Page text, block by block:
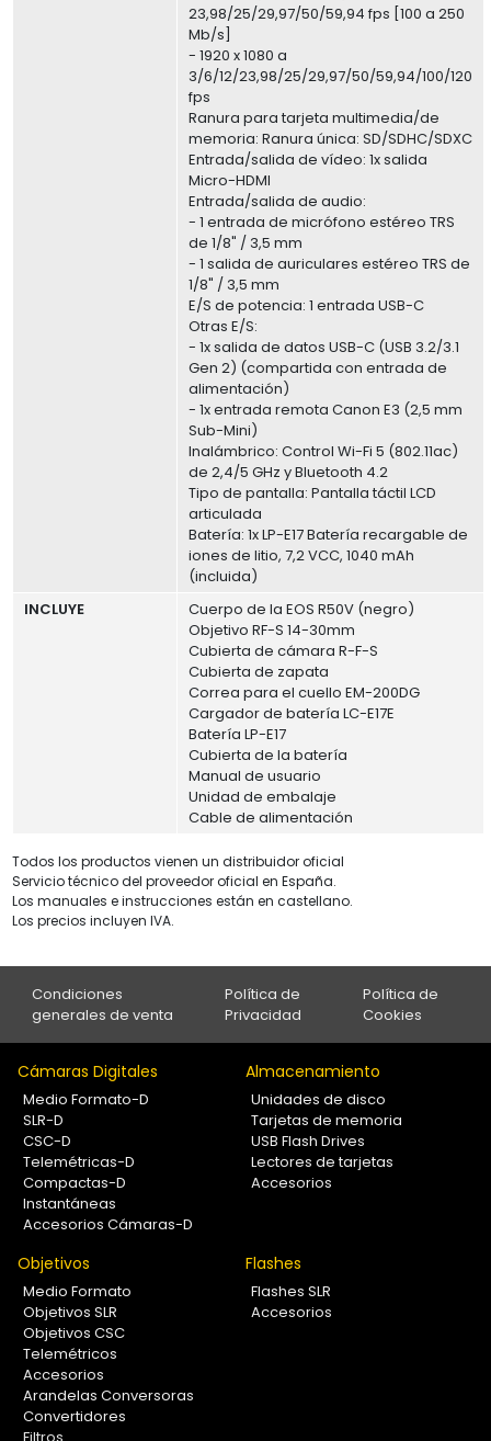
23,98/25/29,97/50/59,94 fps [100 a 250
Mb/s]
- 1920 x 1080 a
3/6/12/23,98/25/29,97/50/59,94/100/120
fps
Ranura para tarjeta multimedia/de
memoria: Ranura única: SD/SDHC/SDXC
Entrada/salida de vídeo: 1x salida
Micro-HDMI
Entrada/salida de audio:
- 1 entrada de micrófono estéreo TRS
de 1/8" / 3,5 mm
- 1 salida de auriculares estéreo TRS de
1/8" / 3,5 mm
E/S de potencia: 1 entrada USB-C
Otras E/S:
- 1x salida de datos USB-C (USB 3.2/3.1
Gen 2) (compartida con entrada de
alimentación)
- 1x entrada remota Canon E3 (2,5 mm
Sub-Mini)
Inalámbrico: Control Wi-Fi 5 (802.11ac)
de 2,4/5 GHz y Bluetooth 4.2
Tipo de pantalla: Pantalla táctil LCD
articulada
Batería: 1x LP-E17 Batería recargable de
iones de litio, 7,2 VCC, 1040 mAh
(incluida)
INCLUYE
Cuerpo de la EOS R50V (negro)
Objetivo RF-S 14-30mm
Cubierta de cámara R-F-S
Cubierta de zapata
Correa para el cuello EM-200DG
Cargador de batería LC-E17E
Batería LP-E17
Cubierta de la batería
Manual de usuario
Unidad de embalaje
Cable de alimentación
Todos los productos vienen un distribuidor oficial
Servicio técnico del proveedor oficial en España.
Los manuales e instrucciones están en castellano.
Los precios incluyen IVA.
Condiciones
generales de venta
Política de
Privacidad
Política de
Cookies
Cámaras Digitales
Medio Formato-D
SLR-D
CSC-D
Telemétricas-D
Compactas-D
Instantáneas
Accesorios Cámaras-D
Almacenamiento
Unidades de disco
Tarjetas de memoria
USB Flash Drives
Lectores de tarjetas
Accesorios
Objetivos
Medio Formato
Objetivos SLR
Objetivos CSC
Telemétricos
Accesorios
Arandelas Conversoras
Convertidores
Flashes
Flashes SLR
Accesorios